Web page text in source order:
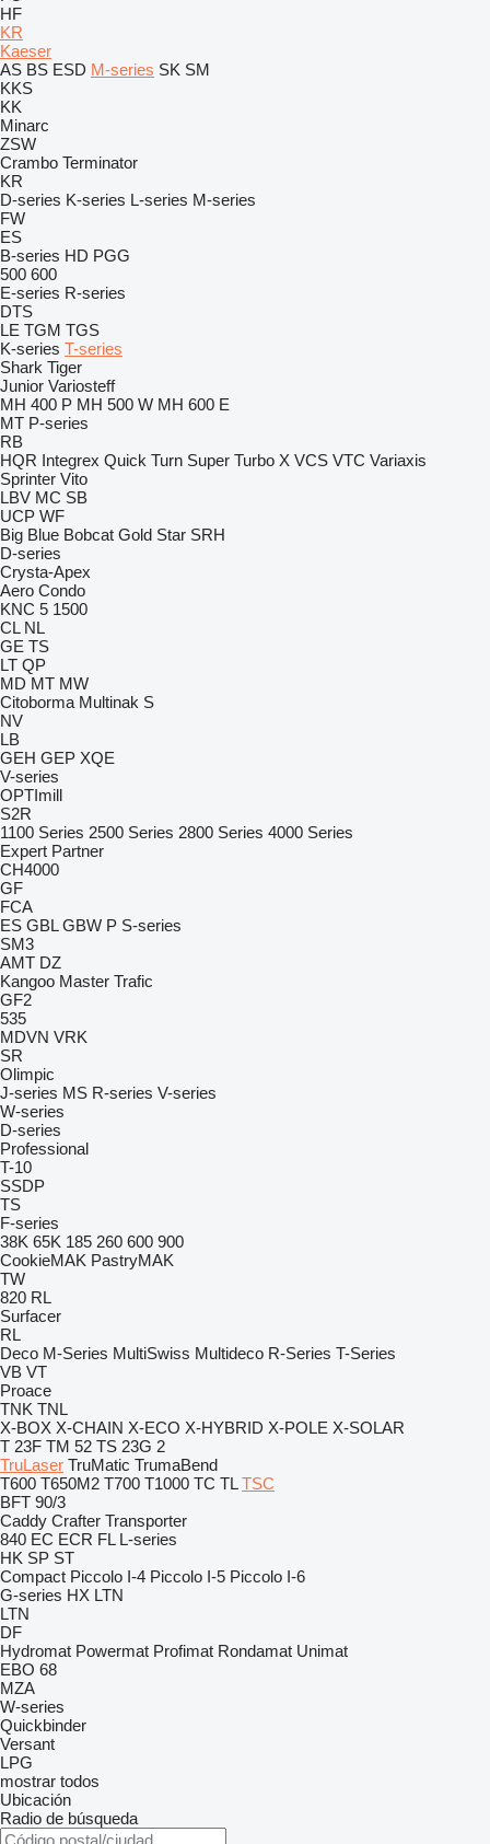
HF
KR
Kaeser
AS BS ESD M-series SK SM
KKS
KK
Minarc
ZSW
Crambo Terminator
KR
D-series K-series L-series M-series
FW
ES
B-series HD PGG
500 600
E-series R-series
DTS
LE TGM TGS
K-series T-series
Shark Tiger
Junior Variosteff
MH 400 P MH 500 W MH 600 E
MT P-series
RB
HQR Integrex Quick Turn Super Turbo X VCS VTC Variaxis
Sprinter Vito
LBV MC SB
UCP WF
Big Blue Bobcat Gold Star SRH
D-series
Crysta-Apex
Aero Condo
KNC 5 1500
CL NL
GE TS
LT QP
MD MT MW
Citoborma Multinak S
NV
LB
GEH GEP XQE
V-series
OPTImill
S2R
1100 Series 2500 Series 2800 Series 4000 Series
Expert Partner
CH4000
GF
FCA
ES GBL GBW P S-series
SM3
AMT DZ
Kangoo Master Trafic
GF2
535
MDVN VRK
SR
Olimpic
J-series MS R-series V-series
W-series
D-series
Professional
T-10
SSDP
TS
F-series
38K 65K 185 260 600 900
CookieMAK PastryMAK
TW
820 RL
Surfacer
RL
Deco M-Series MultiSwiss Multideco R-Series T-Series
VB VT
Proace
TNK TNL
X-BOX X-CHAIN X-ECO X-HYBRID X-POLE X-SOLAR
T 23F TM 52 TS 23G 2
TruLaser TruMatic TrumaBend
T600 T650M2 T700 T1000 TC TL TSC
BFT 90/3
Caddy Crafter Transporter
840 EC ECR FL L-series
HK SP ST
Compact Piccolo I-4 Piccolo I-5 Piccolo I-6
G-series HX LTN
LTN
DF
Hydromat Powermat Profimat Rondamat Unimat
EBO 68
MZA
W-series
Quickbinder
Versant
LPG
mostrar todos
Ubicación
Radio de búsqueda